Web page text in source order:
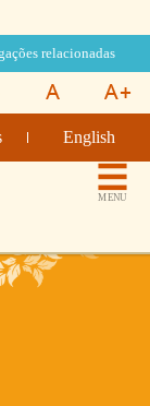
relacionadas
English
MENU